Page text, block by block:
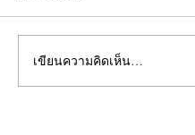
คอลัมน์"จับชีพจรวงกา
พระ"ประจำพุธที่ 29
เขียนความคิดเห็น…